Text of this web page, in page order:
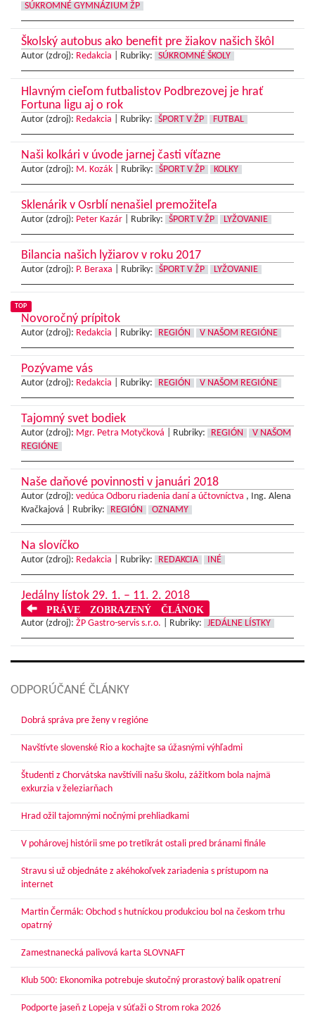
SÚKROMNÉ GYMNÁZIUM ŽP
Školský autobus ako benefit pre žiakov našich škôl
Autor (zdroj): Redakcia Rubriky: SÚKROMNÉ ŠKOLY
Hlavným cieľom futbalistov Podbrezovej je hrať
Fortuna ligu aj o rok
Autor (zdroj): Redakcia Rubriky: ŠPORT V ŽP FUTBAL
Naši kolkári v úvode jarnej časti víťazne
Autor (zdroj): M. Kozák Rubriky: ŠPORT V ŽP KOLKY
Sklenárik v Osrblí nenašiel premožiteľa
Autor (zdroj): Peter Kazár Rubriky: ŠPORT V ŽP LYŽOVANIE
Bilancia našich lyžiarov v roku 2017
Autor (zdroj): P. Beraxa Rubriky: ŠPORT V ŽP LYŽOVANIE
TOP
Novoročný prípitok
Autor (zdroj): Redakcia Rubriky: REGIÓN V NAŠOM REGIÓNE
Pozývame vás
Autor (zdroj): Redakcia Rubriky: REGIÓN V NAŠOM REGIÓNE
Tajomný svet bodiek
Autor (zdroj): Mgr. Petra Motyčková Rubriky: REGIÓN
V NAŠOM
REGIÓNE
Naše daňové povinnosti v januári 2018
Autor (zdroj): vedúca Odboru riadenia daní a účtovníctva , Ing. Alena
Kvačkajová |
Rubriky: REGIÓN OZNAMY
Na slovíčko
Autor (zdroj): Redakcia Rubriky: REDAKCIA INÉ
Jedálny lístok 29. 1. – 11. 2. 2018
PRÁVE ZOBRAZENÝ ČLÁNOK
Autor (zdroj): ŽP Gastro-servis s.r.o. Rubriky: JEDÁLNE LÍSTKY
ODPORÚČANÉ ČLÁNKY
Dobrá správa pre ženy v regióne
Navštívte slovenské Rio a kochajte sa úžasnými výhľadmi
Študenti z Chorvátska navštívili našu školu, zážitkom bola najmä
exkurzia v železiarňach
Hrad ožil tajomnými nočnými prehliadkami
V pohárovej histórii sme po tretíkrát ostali pred bránami finále
Stravu si už objednáte z akéhokoľvek zariadenia s prístupom na
internet
Martin Čermák: Obchod s hutníckou produkciou bol na českom trhu
opatrný
Zamestnanecká palivová karta SLOVNAFT
Klub 500: Ekonomika potrebuje skutočný prorastový balík opatrení
Podporte jaseň z Lopeja v súťaži o Strom roka 2026